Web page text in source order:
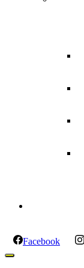
Facebook